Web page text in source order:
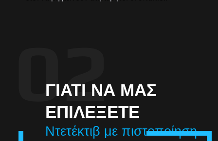
ΓΙΑΤΊ ΝΑ ΜΑΣ
ΕΠΙΛΈΞΕΤΕ
Ντετέκτιβ με πιστοποίηση